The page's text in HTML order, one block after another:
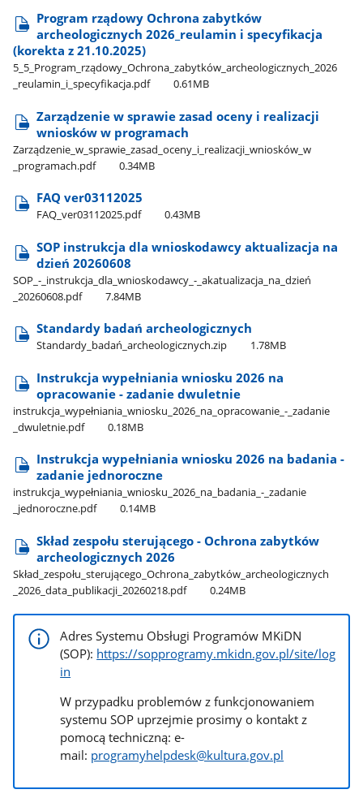
Program rządowy Ochrona zabytków
archeologicznych 2026​_reulamin i specyfikacja
(korekta z 21.10.2025)
5​_5​_Program​_rządowy​_Ochrona​_zabytków​_archeologicznych​_2026​
_reulamin​_i​_specyfikacja.pdf
0.61MB
Zarządzenie w sprawie zasad oceny i realizacji
wniosków w programach
Zarządzenie​_w​_sprawie​_zasad​_oceny​_i​_realizacji​_wniosków​_w​
_programach.pdf
0.34MB
FAQ ver03112025
FAQ​_ver03112025.pdf 0.43MB
SOP instrukcja dla wnioskodawcy aktualizacja na
dzień 20260608
SOP​_-​_instrukcja​_dla​_wnioskodawcy​_-​_akatualizacja​_na​_dzień​
_20260608.pdf
7.84MB
Standardy badań archeologicznych
Standardy​_badań​_archeologicznych.zip 1.78MB
Instrukcja wypełniania wniosku 2026 na
opracowanie - zadanie dwuletnie
instrukcja​_wypełniania​_wniosku​_2026​_na​_opracowanie​_-​_zadanie​
_dwuletnie.pdf
0.18MB
Instrukcja wypełniania wniosku 2026 na badania -
zadanie jednoroczne
instrukcja​_wypełniania​_wniosku​_2026​_na​_badania​_-​_zadanie​
_jednoroczne.pdf
0.14MB
Skład zespołu sterującego - Ochrona zabytków
archeologicznych 2026
Skład​_zespołu​_sterującego​_Ochrona​_zabytków​_archeologicznych​
_2026​_data​_publikacji​_20260218.pdf
0.24MB
Adres Systemu Obsługi Programów MKiDN
(SOP): https://sopprogramy.mkidn.gov.pl/site/log
in
W przypadku problemów z funkcjonowaniem
systemu SOP uprzejmie prosimy o kontakt z
pomocą techniczną: e-
mail: programyhelpdesk@kultura.gov.pl